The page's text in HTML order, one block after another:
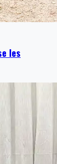
les